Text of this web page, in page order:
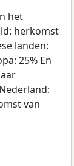
het
herkomst
landen:
25% En
van